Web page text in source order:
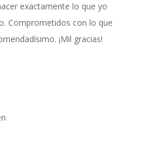
exactamente lo que yo
Comprometidos con lo que
¡Mil gracias!